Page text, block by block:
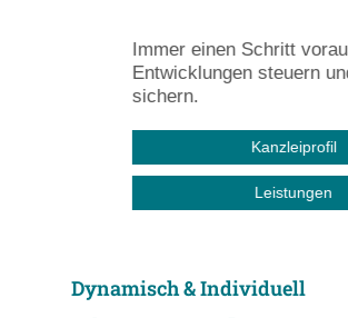
Immer einen Schritt
Entwicklungen steuern
sichern.
Kanzleiprofil
Leistungen
Dynamisch & Individuell